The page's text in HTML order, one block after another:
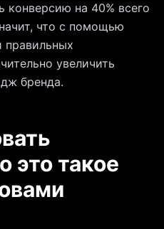
конверсию на 40% всего
что с помощью
правильных
увеличить
бренда.
это такое